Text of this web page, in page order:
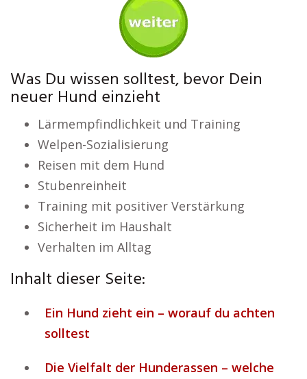
Was Du wissen solltest, bevor Dein
neuer Hund einzieht
Lärmempfindlichkeit und Training
Welpen-Sozialisierung
Reisen mit dem Hund
Stubenreinheit
Training mit positiver Verstärkung
Sicherheit im Haushalt
Verhalten im Alltag
Inhalt dieser Seite:
Ein Hund zieht ein – worauf du achten
solltest
Die Vielfalt der Hunderassen – welche